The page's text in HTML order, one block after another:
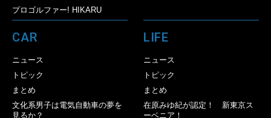
プロゴルファー! HIKARU
CAR
ニュース
トピック
まとめ
文化系男子は電気自動車の夢を
見るか？
LIFE
ニュース
トピック
まとめ
在原みゆ紀が認定！ 新東京ス
ーベニア！